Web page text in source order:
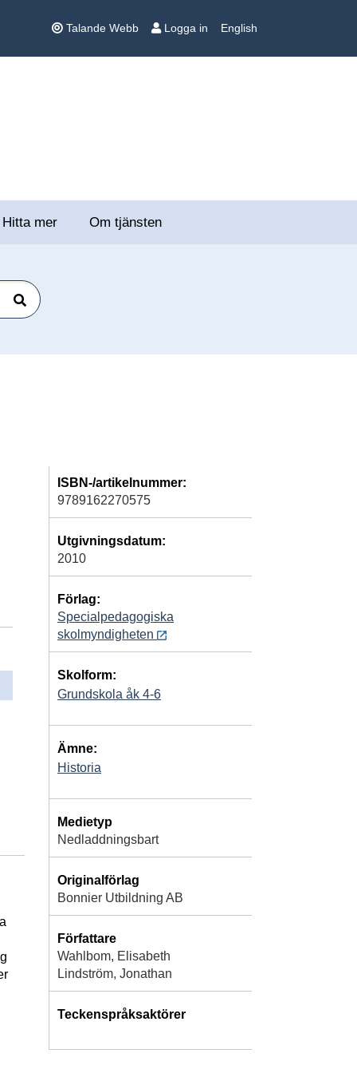
Talande Webb Logga in English
Hitta mer Om tjänsten
Sök
ISBN-/artikelnummer:
9789162270575
Utgivningsdatum:
2010
Förlag:
Specialpedagogiska
skolmyndigheten
Skolform:
Grundskola åk 4-6
Ämne:
Historia
Medietyp
Nedladdningsbart
Originalförlag
Bonnier Utbildning AB
Författare
Wahlbom, Elisabeth
Lindström, Jonathan
Teckenspråksaktörer